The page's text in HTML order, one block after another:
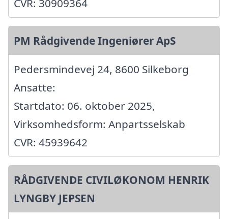
CVR: 30909364
PM Rådgivende Ingeniører ApS
Pedersmindevej 24, 8600 Silkeborg
Ansatte:
Startdato: 06. oktober 2025,
Virksomhedsform: Anpartsselskab
CVR: 45939642
RÅDGIVENDE CIVILØKONOM HENRIK
LYNGBY JEPSEN